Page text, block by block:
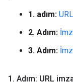
1. adım:
2. Adım:
3. Adım:
1 . Adım: URL